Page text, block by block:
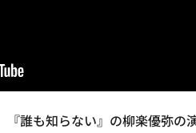
『誰も知らない』の柳楽優弥